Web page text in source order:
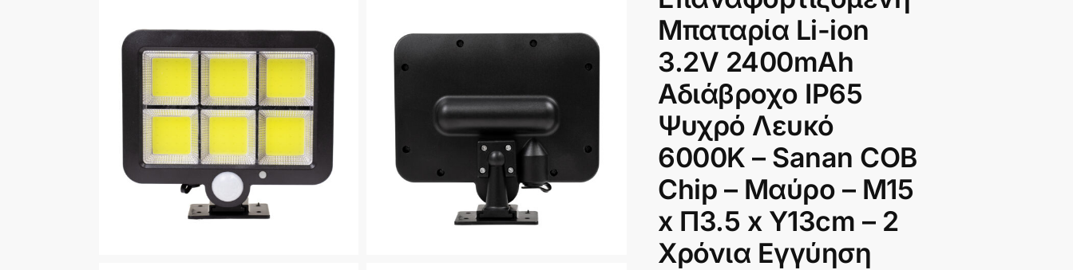
Μπαταρία Li-ion
3.2V 2400mAh
Αδιάβροχο IP65
Ψυχρό Λευκό
6000K – Sanan COB
Chip – Μαύρο – Μ15
x Π3.5 x Υ13cm – 2
Χρόνια Εγγύηση